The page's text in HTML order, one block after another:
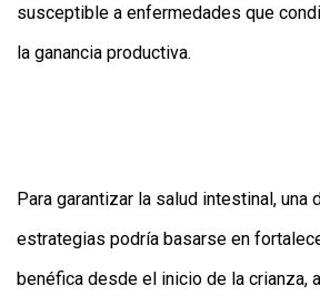
susceptible a enfermedades que
la ganancia productiva.
Para garantizar la salud intestinal, una
estrategias podría basarse en
benéfica desde el inicio de la crianza,